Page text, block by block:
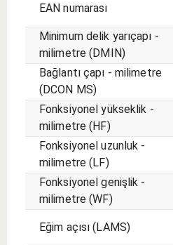
EAN numarası
Minimum delik yarıçapı -
milimetre (DMIN)
Bağlantı çapı - milimetre
(DCON MS)
Fonksiyonel yükseklik -
milimetre (HF)
Fonksiyonel uzunluk -
milimetre (LF)
Fonksiyonel genişlik -
milimetre (WF)
Eğim açısı (LAMS)